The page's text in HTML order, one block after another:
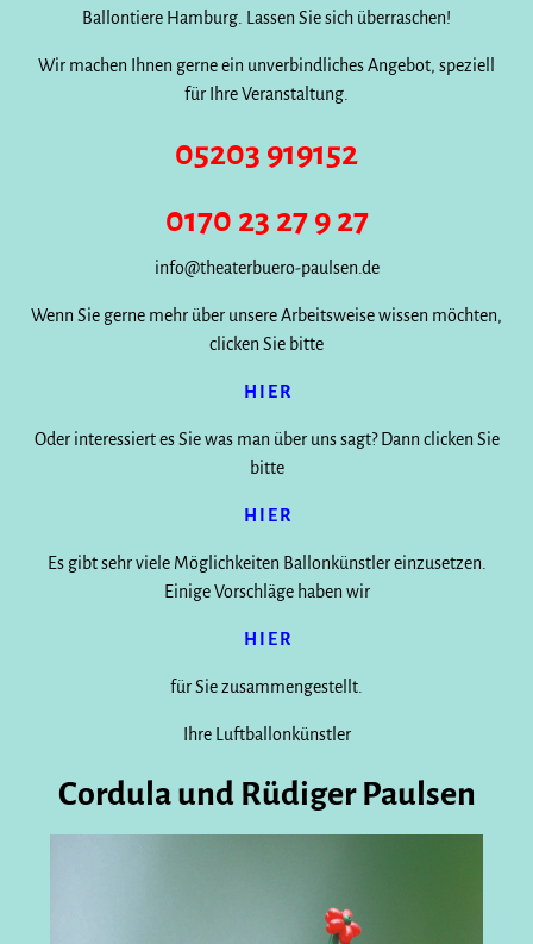
Ballontiere Hamburg. Lassen Sie sich überraschen!
Wir machen Ihnen gerne ein unverbindliches Angebot, speziell
für Ihre Veranstaltung.
05203 919152
0170 23 27 9 27
info@theaterbuero-paulsen.de
Wenn Sie gerne mehr über unsere Arbeitsweise wissen möchten,
clicken Sie bitte
H I E R
Oder interessiert es Sie was man über uns sagt? Dann clicken Sie
bitte
H I E R
Es gibt sehr viele Möglichkeiten Ballonkünstler einzusetzen.
Einige Vorschläge haben wir
H I E R
für Sie zusammengestellt.
Ihre Luftballonkünstler
Cordula und Rüdiger Paulsen